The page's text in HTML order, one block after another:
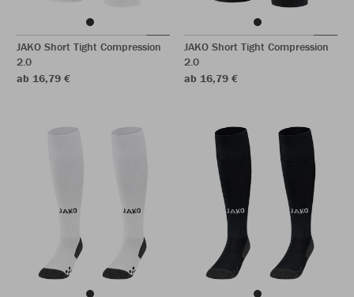
JAKO Short Tight Compression
2.0
ab 16,79 €
JAKO Short Tight Compression
2.0
ab 16,79 €